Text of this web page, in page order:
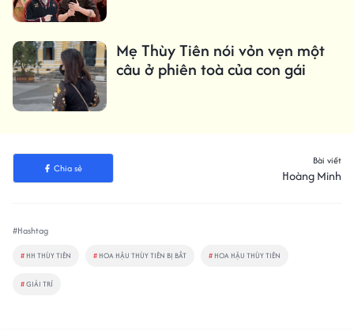
Mẹ Thùy Tiên nói vỏn vẹn một
câu ở phiên toà của con gái
Chia sẻ
Bài viết
Hoàng Minh
#Hashtag
# HH THÙY TIÊN # HOA HẬU THÙY TIÊN BỊ BẮT # HOA HẬU THÙY TIÊN
#GIẢI TRÍ